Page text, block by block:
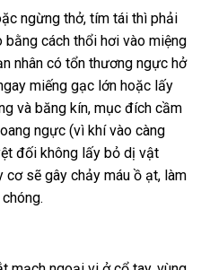
ngừng thở, tím tái thì phải
bằng cách thổi hơi vào miệng
nhân có tổn thương ngực hở
miếng gạc lớn hoặc lấy
và băng kín, mục đích cầm
ngực (vì khí vào càng
đối không lấy bỏ dị vật
sẽ gây chảy máu ồ ạt, làm